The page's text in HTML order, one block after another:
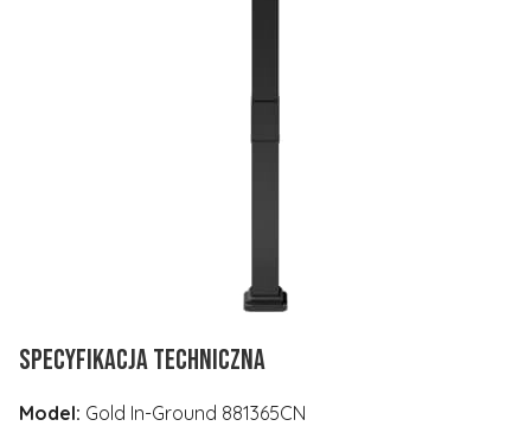
Specyfikacja techniczna
Model: Gold In-Ground 881365CN